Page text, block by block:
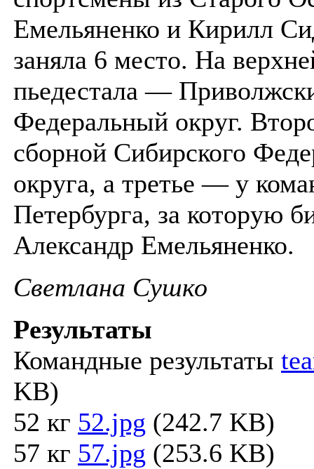
Емельяненко и Кирилл
заняла 6 место. На
пьедестала —
Федеральный округ.
сборной Сибирского
округа, а третье — у
Петербурга, за которую
Александр Емельяненко.
Светлана Сушко
Результаты
Командные результаты
KB)
52 кг 52.jpg (242.7 KB)
57 кг 57.jpg (253.6 KB)